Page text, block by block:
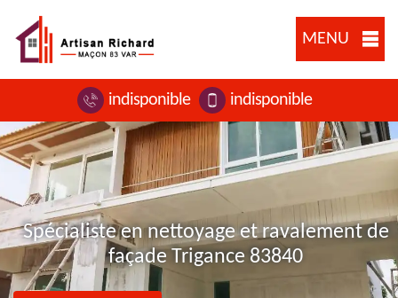
MENU
indisponible indisponible
Spécialiste en nettoyage et ravalement de
façade Trigance 83840